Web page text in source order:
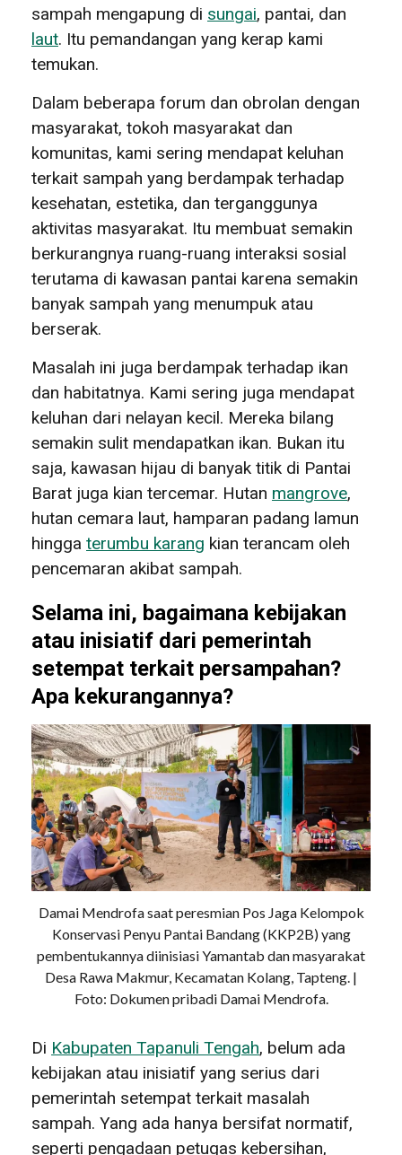
sampah mengapung di sungai, pantai, dan
laut. Itu pemandangan yang kerap kami
temukan.
Dalam beberapa forum dan obrolan dengan
masyarakat, tokoh masyarakat dan
komunitas, kami sering mendapat keluhan
terkait sampah yang berdampak terhadap
kesehatan, estetika, dan terganggunya
aktivitas masyarakat. Itu membuat semakin
berkurangnya ruang-ruang interaksi sosial
terutama di kawasan pantai karena semakin
banyak sampah yang menumpuk atau
berserak.
Masalah ini juga berdampak terhadap ikan
dan habitatnya. Kami sering juga mendapat
keluhan dari nelayan kecil. Mereka bilang
semakin sulit mendapatkan ikan. Bukan itu
saja, kawasan hijau di banyak titik di Pantai
Barat juga kian tercemar. Hutan mangrove,
hutan cemara laut, hamparan padang lamun
hingga terumbu karang kian terancam oleh
pencemaran akibat sampah.
Selama ini, bagaimana kebijakan
atau inisiatif dari pemerintah
setempat terkait persampahan?
Apa kekurangannya?
Damai Mendrofa saat peresmian Pos Jaga Kelompok
Konservasi Penyu Pantai Bandang (KKP2B) yang
pembentukannya diinisiasi Yamantab dan masyarakat
Desa Rawa Makmur, Kecamatan Kolang, Tapteng. |
Foto: Dokumen pribadi Damai Mendrofa.
Di Kabupaten Tapanuli Tengah, belum ada
kebijakan atau inisiatif yang serius dari
pemerintah setempat terkait masalah
sampah. Yang ada hanya bersifat normatif,
seperti pengadaan petugas kebersihan,